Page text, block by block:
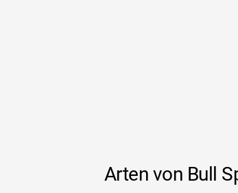
Arten von Bull